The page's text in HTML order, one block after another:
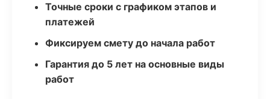
Точные сроки с графиком этапов и
платежей
Фиксируем смету до начала работ
Гарантия до 5 лет на основные виды
работ